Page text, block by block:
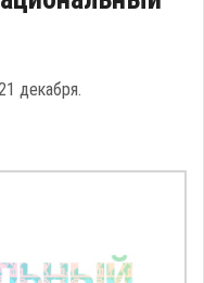
декабря.